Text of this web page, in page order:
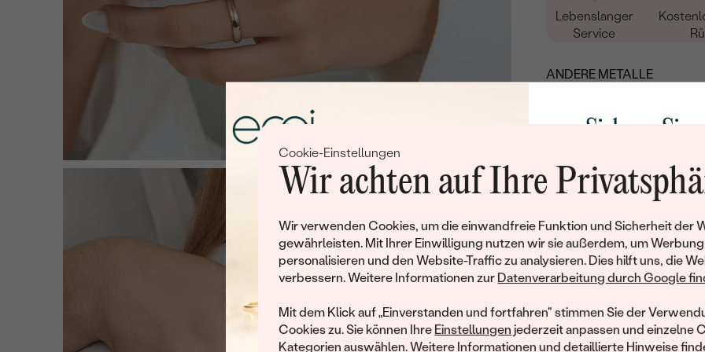
Cookie-Einstellungen
Wir achten auf Ihre
Wir verwenden Cookies, um die einwandfreie Funktion und Sicherheit der
gewährleisten. Mit Ihrer Einwilligung nutzen wir sie außerdem, um Werbung
personalisieren und den Website-Traffic zu analysieren. Dies hilft uns, die
verbessern. Weitere Informationen zur Datenverarbeitung durch Google
Mit dem Klick auf „Einverstanden und fortfahren" stimmen Sie der
Cookies zu. Sie können Ihre Einstellungen jederzeit anpassen und einzelne
Kategorien auswählen. Weitere Informationen und detaillierte Hinweise
Lebenslanger
Service
ANDERE METALLE
WEISSGOLD
Produktdetails
Herrenring
DICKE:
Sichern Sie
Rabatt auf
Werden Sie Teil
und entdecken Sie die
gefertigten Schmucks
Ihren ersten